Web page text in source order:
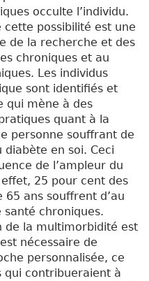
occulte l’individu.
cette possibilité est une
de la recherche et des
chroniques et au
Les individus
sont identifiés et
qui mène à des
quant à la
personne souffrant de
en soi. Ceci
de l’ampleur du
25 pour cent des
65 ans souffrent d’au
chroniques.
de la multimorbidité est
nécessaire de
personnalisée, ce
qui contribueraient à